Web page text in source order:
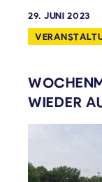
29. JUNI 2023
WIEDER